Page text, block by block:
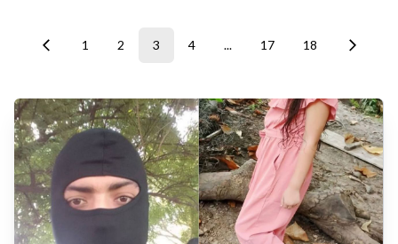
1 2 3 4 ... 17 18